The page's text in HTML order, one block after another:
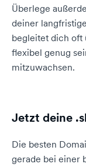
Überlege
deiner
begleitet dich oft
flexibel genug
mitzuwachsen.
Jetzt deine
Die besten
gerade bei einer